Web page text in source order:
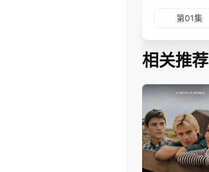
第01集
相关推荐